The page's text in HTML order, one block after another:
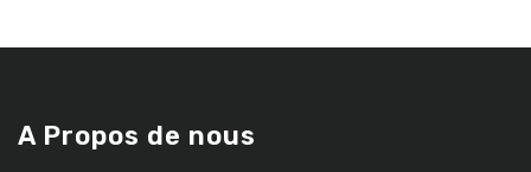
A Propos de nous